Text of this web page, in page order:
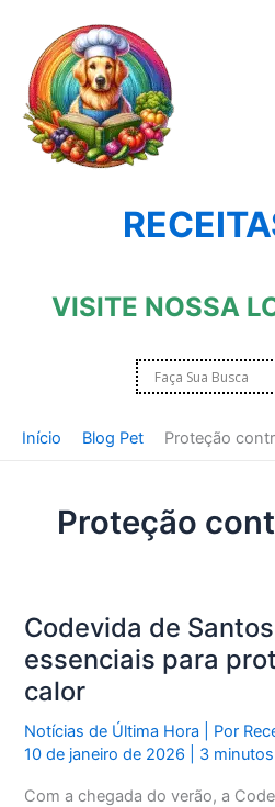
conteúdo
VISITE NOSSA
Início Blog Pet Proteção
Proteção
Codevida de
essenciais para
calor
Notícias de Última Hora | Por
10 de janeiro de 2026
3
Com a chegada do verão, a